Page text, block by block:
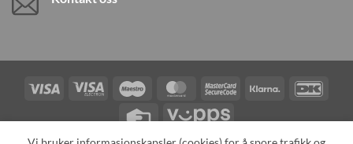
Visa
Visa
Maestro MasterCardMasterCardKlarna
Credit
Vipps